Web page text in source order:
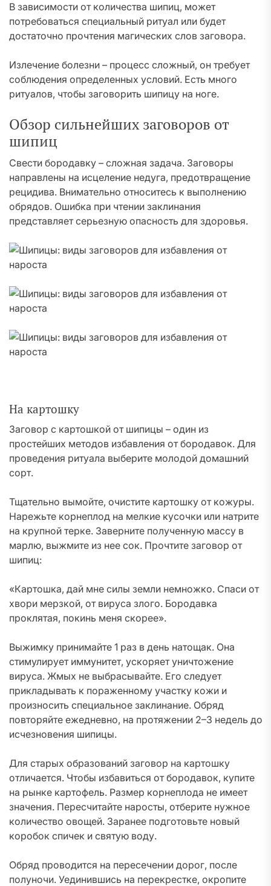
В зависимости от количества шипиц, может
потребоваться специальный ритуал или будет
достаточно прочтения магических слов заговора.
Излечение болезни – процесс сложный, он требует
соблюдения определенных условий. Есть много
ритуалов, чтобы заговорить шипицу на ноге.
Обзор сильнейших заговоров от
шипиц
Свести бородавку – сложная задача. Заговоры
направлены на исцеление недуга, предотвращение
рецидива. Внимательно относитесь к выполнению
обрядов. Ошибка при чтении заклинания
представляет серьезную опасность для здоровья.
На картошку
Заговор с картошкой от шипицы – один из
простейших методов избавления от бородавок. Для
проведения ритуала выберите молодой домашний
сорт.
Тщательно вымойте, очистите картошку от кожуры.
Нарежьте корнеплод на мелкие кусочки или натрите
на крупной терке. Заверните полученную массу в
марлю, выжмите из нее сок. Прочтите заговор от
шипиц:
«Картошка, дай мне силы земли немножко. Спаси от
хвори мерзкой, от вируса злого. Бородавка
проклятая, покинь меня скорее».
Выжимку принимайте 1 раз в день натощак. Она
стимулирует иммунитет, ускоряет уничтожение
вируса. Жмых не выбрасывайте. Его следует
прикладывать к пораженному участку кожи и
произносить специальное заклинание. Обряд
повторяйте ежедневно, на протяжении 2–3 недель до
исчезновения шипицы.
Для старых образований заговор на картошку
отличается. Чтобы избавиться от бородавок, купите
на рынке картофель. Размер корнеплода не имеет
значения. Пересчитайте наросты, отберите нужное
количество овощей. Заранее подготовьте новый
коробок спичек и святую воду.
Обряд проводится на пересечении дорог, после
полуночи. Уединившись на перекрестке, окропите